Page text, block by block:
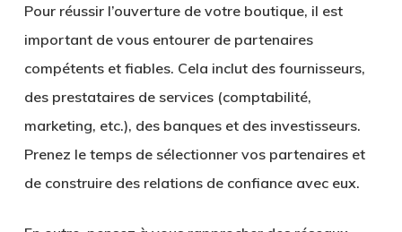
Pour réussir l’ouverture de votre boutique, il est
important de vous entourer de partenaires
compétents et fiables. Cela inclut des fournisseurs,
des prestataires de services (comptabilité,
marketing, etc.), des banques et des investisseurs.
Prenez le temps de sélectionner vos partenaires et
de construire des relations de confiance avec eux.